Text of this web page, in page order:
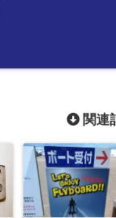
関連